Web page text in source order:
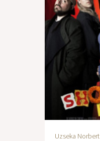
Uzseka Norbert